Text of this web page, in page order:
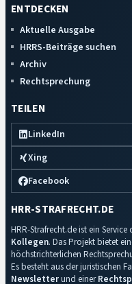
ENTDECKEN
Aktuelle Ausgabe
HRRS-Beiträge suchen
Archiv
Rechtsprechung
TEILEN
LinkedIn
Xing
Facebook
HRR-STRAFRECHT.DE
HRR-Strafrecht.de ist ein
Kollegen. Das Projekt bietet
höchstrichterlichen
Es besteht aus der juristischen
Newsletterund einer